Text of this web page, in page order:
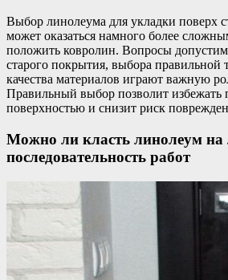
Выбор линолеума для укладки поверх
может оказаться намного более
положить ковролин. Вопросы
старого покрытия, выбора правильной
качества материалов играют важную
Правильный выбор позволит избежать
поверхностью и снизит риск
Можно ли класть линолеум на
последовательность работ